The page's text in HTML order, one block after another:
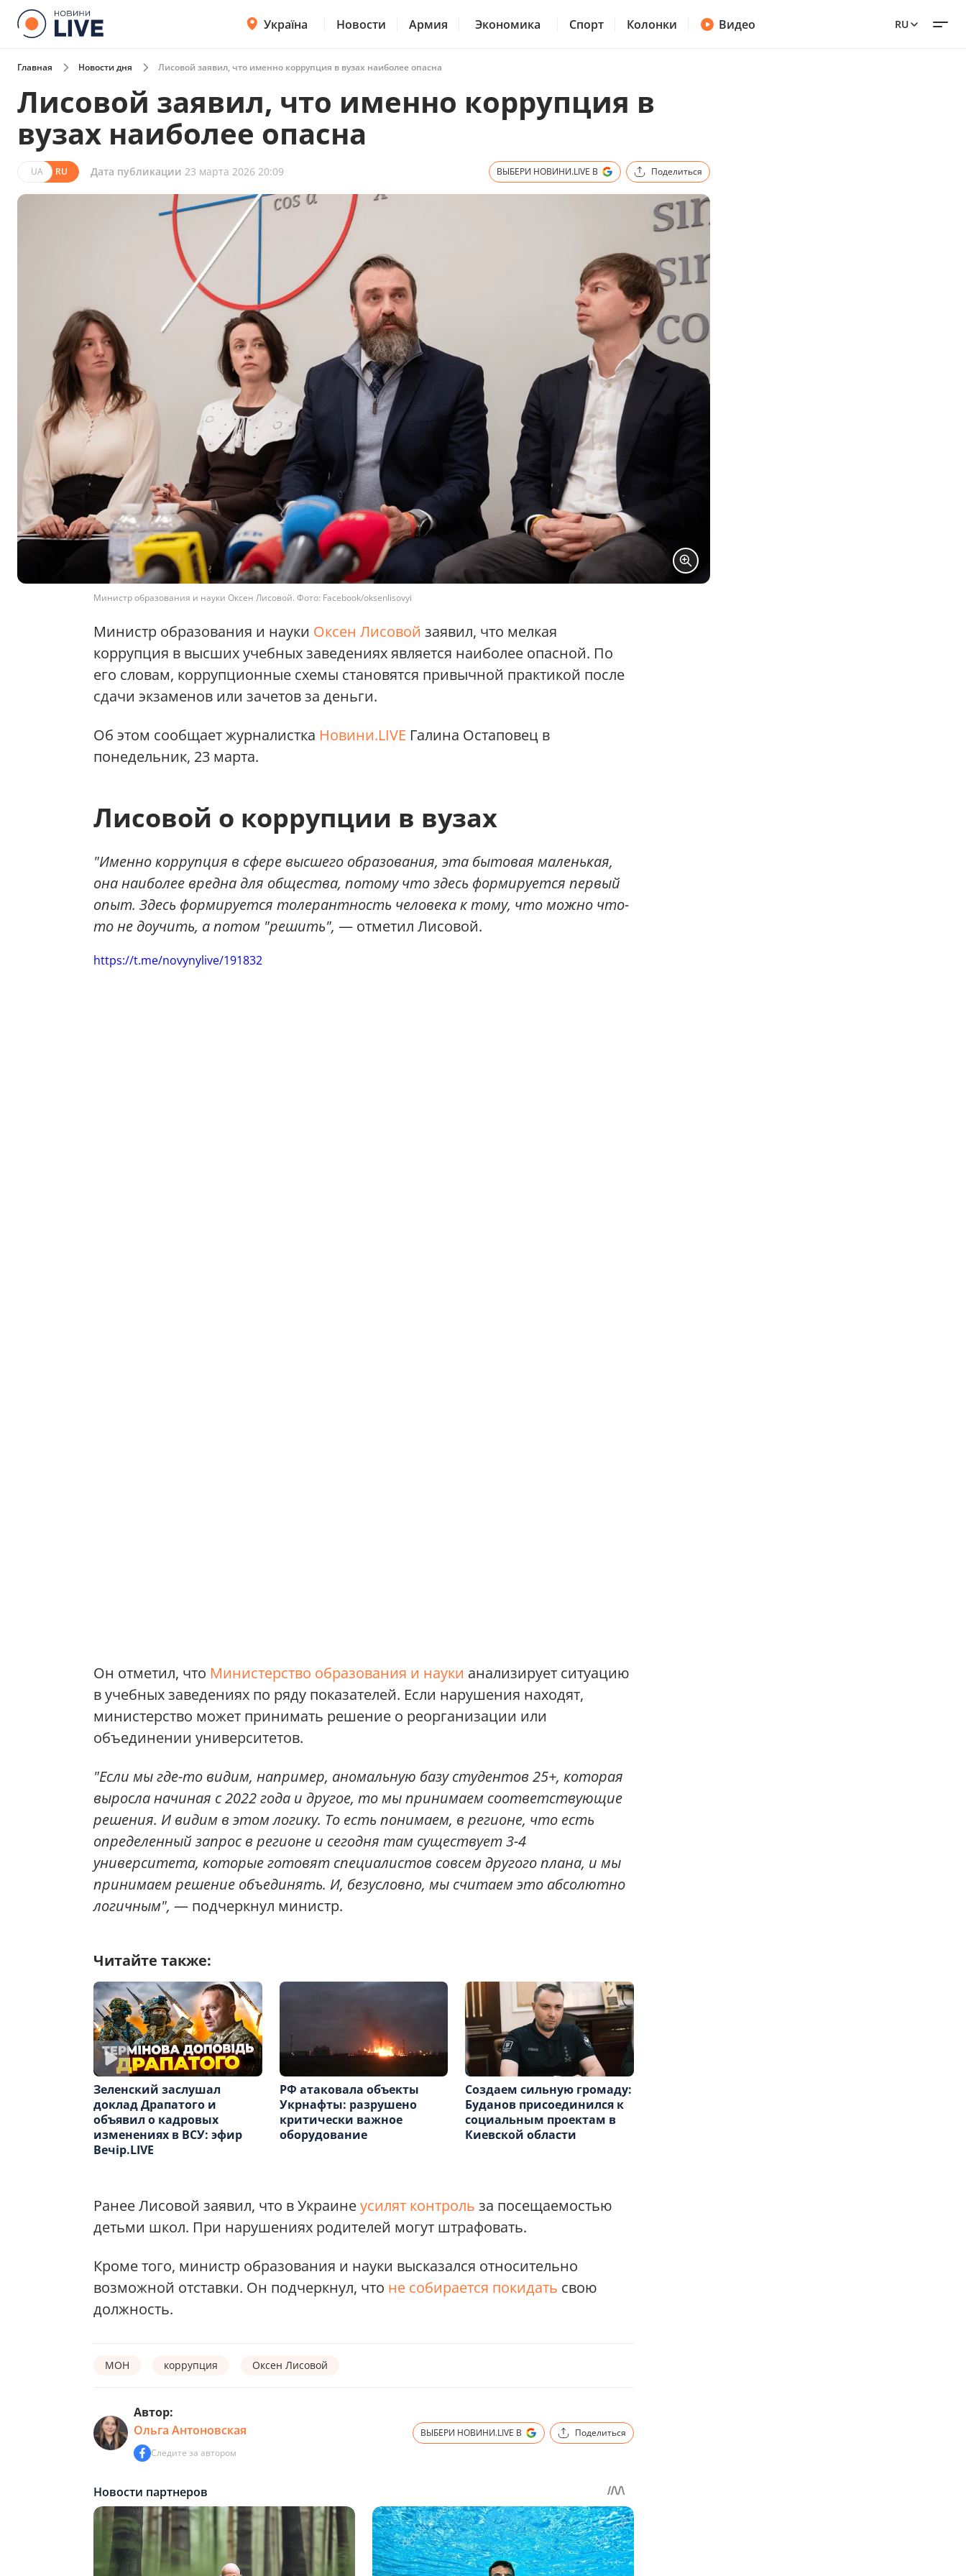
Україна Новости Армия Экономика Спорт Колонки Видео RU
Главная Новости дня Лисовой заявил, что именно коррупция в вузах наиболее опасна
Лисовой заявил, что именно коррупция в
вузах наиболее опасна
UA RU Дата публикации 23 марта 2026 20:09 ВЫБЕРИ НОВИНИ.LIVE В Поделиться
Министр образования и науки Оксен Лисовой. Фото: Facebook/oksenlisovyi
Министр образования и науки Оксен Лисовой заявил, что мелкая
коррупция в высших учебных заведениях является наиболее опасной. По
его словам, коррупционные схемы становятся привычной практикой после
сдачи экзаменов или зачетов за деньги.
Об этом сообщает журналистка Новини.LIVE Галина Остаповец в
понедельник, 23 марта.
Лисовой о коррупции в вузах
"Именно коррупция в сфере высшего образования, эта бытовая маленькая,
она наиболее вредна для общества, потому что здесь формируется первый
опыт. Здесь формируется толерантность человека к тому, что можно что-
то не доучить, а потом "решить", — отметил Лисовой.
https://t.me/novynylive/191832
Он отметил, что Министерство образования и науки анализирует ситуацию
в учебных заведениях по ряду показателей. Если нарушения находят,
министерство может принимать решение о реорганизации или
объединении университетов.
"Если мы где-то видим, например, аномальную базу студентов 25+, которая
выросла начиная с 2022 года и другое, то мы принимаем соответствующие
решения. И видим в этом логику. То есть понимаем, в регионе, что есть
определенный запрос в регионе и сегодня там существует 3-4
университета, которые готовят специалистов совсем другого плана, и мы
принимаем решение объединять. И, безусловно, мы считаем это абсолютно
логичным", — подчеркнул министр.
Читайте также:
Зеленский заслушал
доклад Драпатого и
объявил о кадровых
изменениях в ВСУ: эфир
Вечір.LIVE
РФ атаковала объекты
Укрнафты: разрушено
критически важное
оборудование
Создаем сильную громаду:
Буданов присоединился к
социальным проектам в
Киевской области
Ранее Лисовой заявил, что в Украинеусилят контроль за посещаемостью
детьми школ. При нарушениях родителей могут штрафовать.
Кроме того, министр образования и науки высказался относительно
возможной отставки. Он подчеркнул, что не собирается покидать свою
должность.
МОН коррупция Оксен Лисовой
Автор:
Ольга Антоновская
Следите за автором
ВЫБЕРИ НОВИНИ.LIVE В Поделиться